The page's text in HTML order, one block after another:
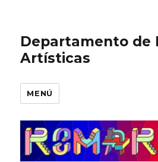
Departamento de
Artísticas
MENÚ